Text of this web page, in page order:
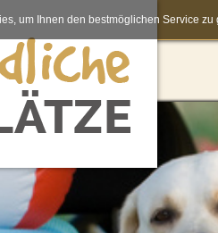
um Ihnen den bestmöglichen Service